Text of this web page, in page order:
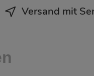
Versand mit